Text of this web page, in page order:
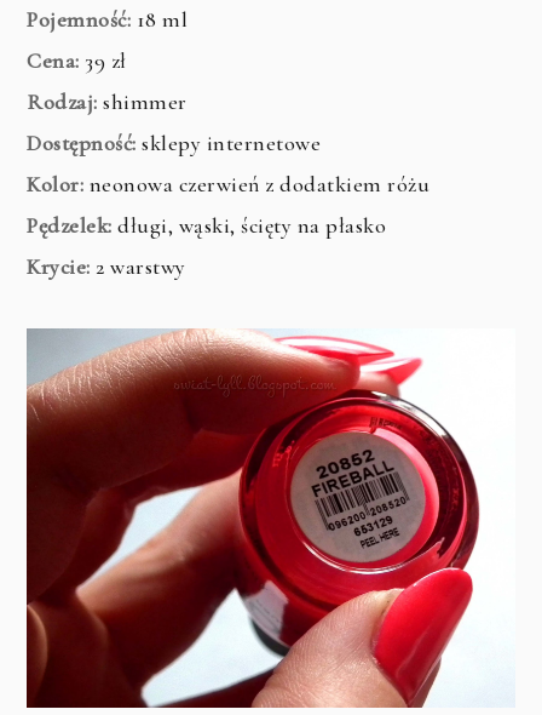
Pojemność: 18 ml
Cena: 39 zł
Rodzaj: shimmer
Dostępność: sklepy internetowe
Kolor: neonowa czerwień z dodatkiem różu
Pędzelek: długi, wąski, ścięty na płasko
Krycie: 2 warstwy